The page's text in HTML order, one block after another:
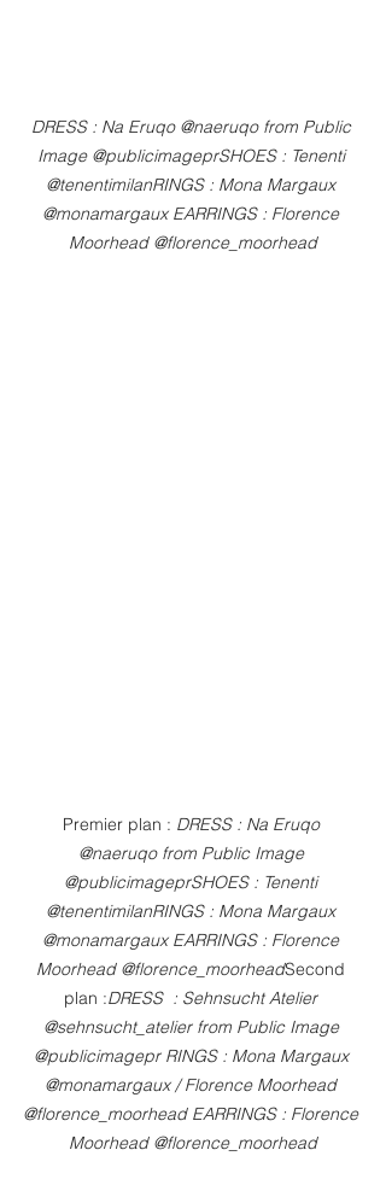
DRESS : Na Eruqo @naeruqo from Public
Image @publicimageprSHOES : Tenenti
@tenentimilanRINGS : Mona Margaux
@monamargaux EARRINGS : Florence
Moorhead @florence_moorhead
Premier plan : DRESS : Na Eruqo
@naeruqo from Public Image
@publicimageprSHOES : Tenenti
@tenentimilanRINGS : Mona Margaux
@monamargaux EARRINGS : Florence
Moorhead @florence_moorheadSecond
plan :DRESS  : Sehnsucht Atelier
@sehnsucht_atelier from Public Image
@publicimagepr RINGS : Mona Margaux
@monamargaux / Florence Moorhead
@florence_moorhead EARRINGS : Florence
Moorhead @florence_moorhead